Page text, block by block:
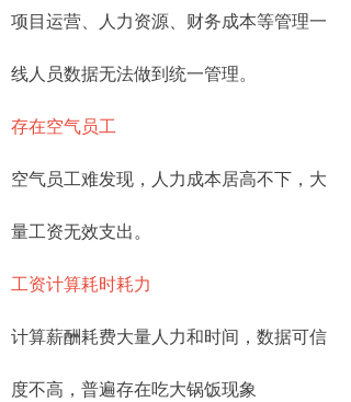
项目运营、人力资源、财务成本等管理一
线人员数据无法做到统一管理。
存在空气员工
空气员工难发现，人力成本居高不下，大
量工资无效支出。
工资计算耗时耗力
计算薪酬耗费大量人力和时间，数据可信
度不高，普遍存在吃大锅饭现象